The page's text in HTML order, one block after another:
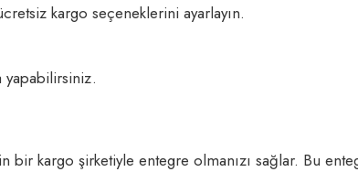
kargo seçeneklerini ayarlayın.
yapabilirsiniz.
kargo şirketiyle entegre olmanızı sağlar. Bu